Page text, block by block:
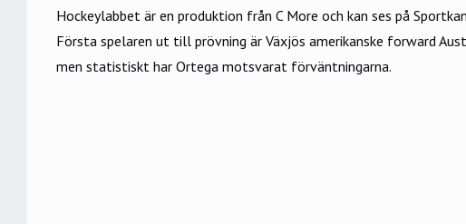
Hockeylabbet är en produktion från C More och kan ses på
Första spelaren ut till prövning är Växjös amerikanske forward
men statistiskt har Ortega motsvarat förväntningarna.